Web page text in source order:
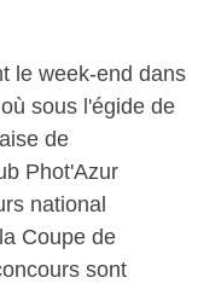
le week-end dans
sous l'égide de
de
Phot'Azur
national
Coupe de
sont